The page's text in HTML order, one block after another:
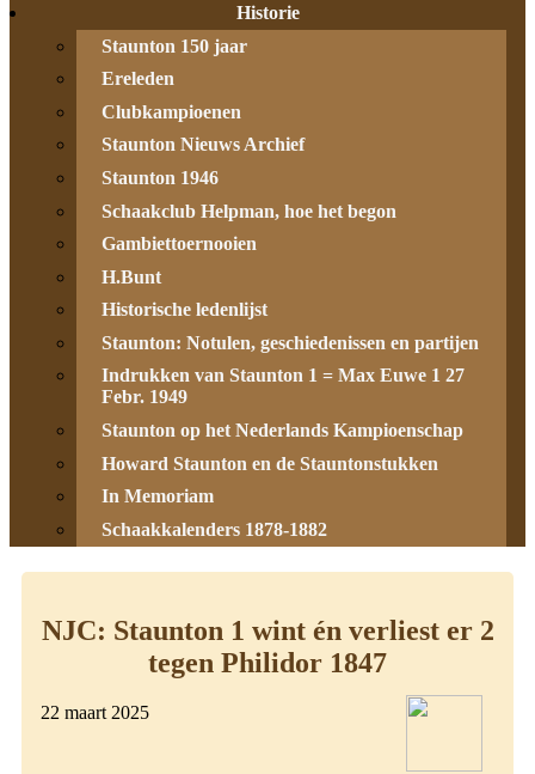
Historie
Staunton 150 jaar
Ereleden
Clubkampioenen
Staunton Nieuws Archief
Staunton 1946
Schaakclub Helpman, hoe het begon
Gambiettoernooien
H.Bunt
Historische ledenlijst
Staunton: Notulen, geschiedenissen en partijen
Indrukken van Staunton 1 = Max Euwe 1 27
Febr. 1949
Staunton op het Nederlands Kampioenschap
Howard Staunton en de Stauntonstukken
In Memoriam
Schaakkalenders 1878-1882
NJC: Staunton 1 wint én verliest er 2
tegen Philidor 1847
22 maart 2025